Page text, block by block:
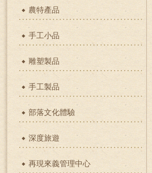
農特產品
手工小品
雕塑製品
手工製品
部落文化體驗
深度旅遊
再現來義管理中心